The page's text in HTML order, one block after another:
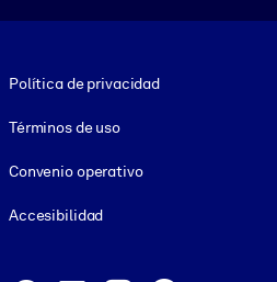
Política de privacidad
Términos de uso
Convenio operativo
Accesibilidad